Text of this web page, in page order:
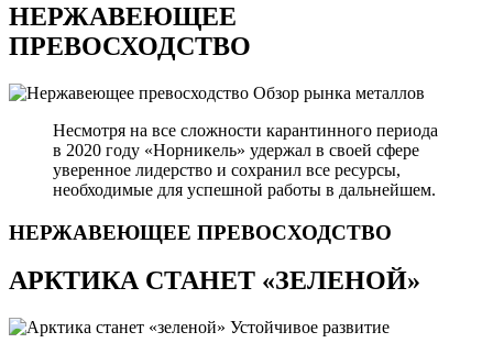
НЕРЖАВЕЮЩЕЕ
ПРЕВОСХОДСТВО
Обзор рынка металлов
Несмотря на все сложности карантинного периода
в 2020 году «Норникель» удержал в своей сфере
уверенное лидерство и сохранил все ресурсы,
необходимые для успешной работы в дальнейшем.
НЕРЖАВЕЮЩЕЕ ПРЕВОСХОДСТВО
АРКТИКА СТАНЕТ «ЗЕЛЕНОЙ»
Устойчивое развитие